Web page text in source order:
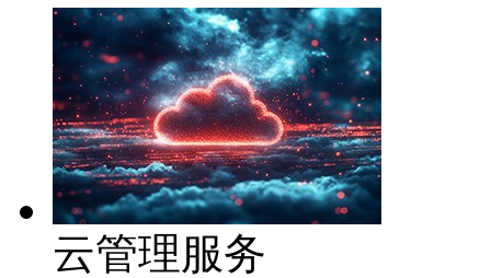
云管理服务